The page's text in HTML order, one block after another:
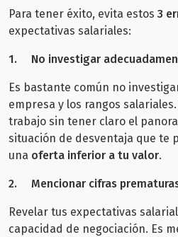
Para tener éxito, evita estos 3
expectativas salariales:
1. No investigar
Es bastante común no
empresa y los rangos
trabajo sin tener claro el
situación de desventaja que te
una oferta inferior a tu valor.
2. Mencionar cifras
Revelar tus expectativas
capacidad de negociación. Es